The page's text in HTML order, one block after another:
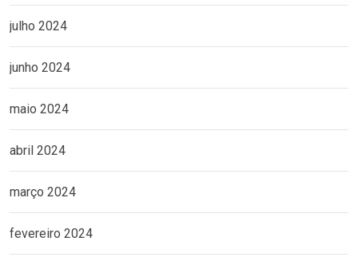
julho 2024
junho 2024
maio 2024
abril 2024
março 2024
fevereiro 2024